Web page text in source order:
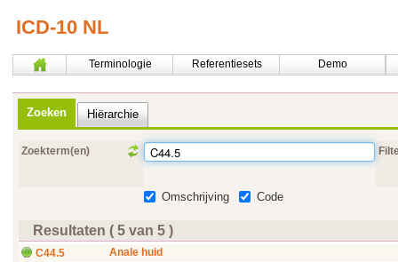
ICD-10 NL
Terminologie Referentiesets Demo
Zoeken Hiërarchie
Zoekterm(en)
Omschrijving Code
Resultaten ( 5 van 5 )
C44.5
Anale huid